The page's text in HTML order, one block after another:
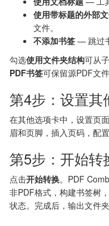
使用带标题的外部
文件。
不添加书签 — 跳过
勾选使用文件夹结构可从
PDF书签可保留源PDF文
第4步：设置其
在其他选项卡中，设置页
眉和页脚，插入页码，配
第5步：开始转
点击开始转换。PDF
非PDF格式，构建书签树
状态。完成后，输出文件